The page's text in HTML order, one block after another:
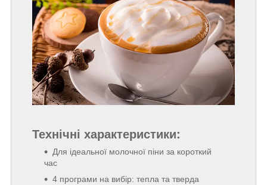
Технічні характеристики:
Для ідеальної молочної піни за короткий
час
4 програми на вибір: тепла та тверда